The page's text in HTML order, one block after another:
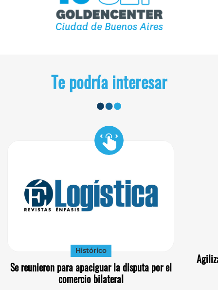
Te podría interesar
Histórico
Se reunieron para apaciguar la disputa por el
comercio bilateral